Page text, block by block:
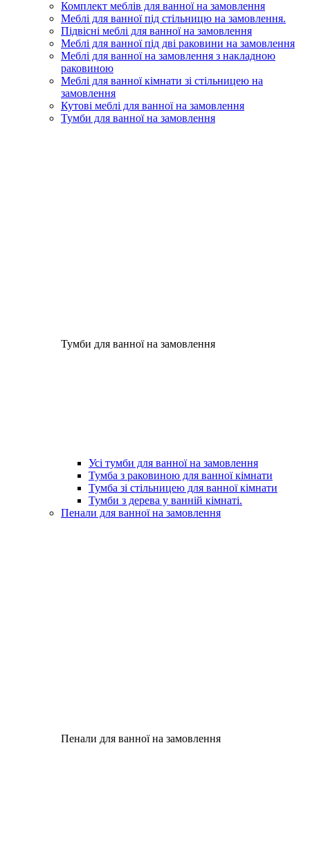
Комплект меблів для ванної на замовлення
Меблі для ванної під стільницю на замовлення.
Підвісні меблі для ванної на замовлення
Меблі для ванної під дві раковини на замовлення
Меблі для ванної на замовлення з накладною
раковиною
Меблі для ванної кімнати зі стільницею на
замовлення
Кутові меблі для ванної на замовлення
Тумби для ванної на замовлення
Тумби для ванної на замовлення
Усі тумби для ванної на замовлення
Тумба з раковиною для ванної кімнати
Тумба зі стільницею для ванної кімнати
Тумби з дерева у ванній кімнаті.
Пенали для ванної на замовлення
Пенали для ванної на замовлення